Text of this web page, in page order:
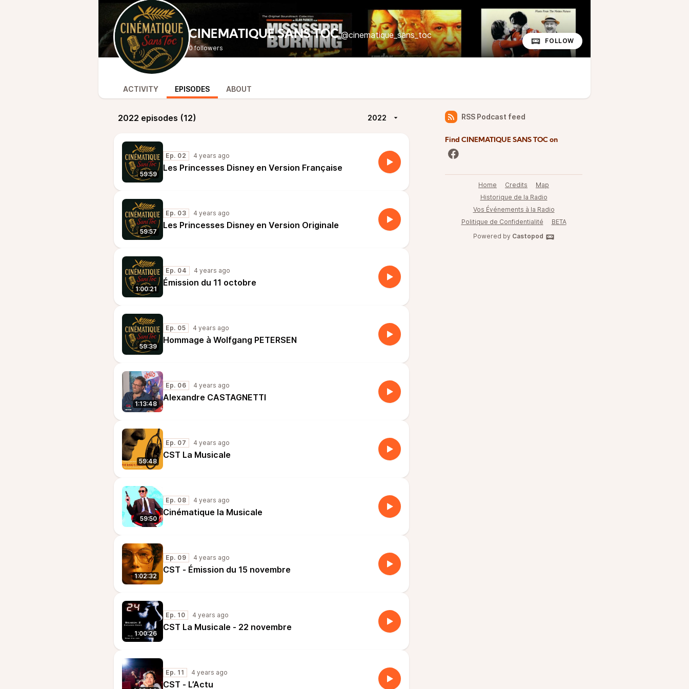
CINEMATIQUE SANS TOC @cinematique_sans_toc
0 followers
FOLLOW
ACTIVITY EPISODES ABOUT
2022 episodes (12) 2022
59:59
Ep. 02 4 years ago
Les Princesses Disney en Version Française
59:57
Ep. 03 4 years ago
Les Princesses Disney en Version Originale
1:00:21
Ep. 04 4 years ago
Émission du 11 octobre
59:39
Ep. 05 4 years ago
Hommage à Wolfgang PETERSEN
1:13:48
Ep. 06 4 years ago
Alexandre CASTAGNETTI
59:48
Ep. 07 4 years ago
CST La Musicale
59:50
Ep. 08 4 years ago
Cinématique la Musicale
1:02:32
Ep. 09 4 years ago
CST - Émission du 15 novembre
1:00:26
Ep. 10 4 years ago
CST La Musicale - 22 novembre
Ep. 11 4 years ago
CST - L’Actu
RSS Podcast feed
Find CINEMATIQUE SANS TOC on
Home Credits
Map
Historique de la Radio
Vos Événements à la Radio
Politique de Confidentialité
BETA
Powered by Castopod